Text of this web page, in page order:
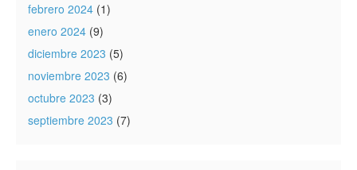
febrero 2024 (1)
enero 2024 (9)
diciembre 2023 (5)
noviembre 2023 (6)
octubre 2023 (3)
septiembre 2023 (7)